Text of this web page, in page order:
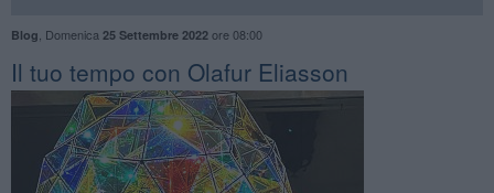
Blog Domenica 25 Settembre 2022ore 08:00
​Il tuo tempo con Olafur Eliasson